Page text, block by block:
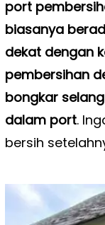
port
biasanya
dekat dengan
pembersihan
bongkar
dalam port.
bersih